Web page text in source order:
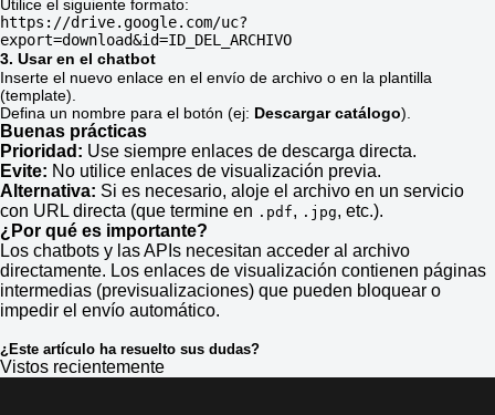
Utilice el siguiente formato:
https://drive.google.com/uc?
export=download&id=ID_DEL_ARCHIVO
3. Usar en el chatbot
Inserte el nuevo enlace en el envío de archivo o en la plantilla
(template).
Defina un nombre para el botón (ej: Descargar catálogo).
Buenas prácticas
Prioridad: Use siempre enlaces de descarga directa.
Evite: No utilice enlaces de visualización previa.
Alternativa: Si es necesario, aloje el archivo en un servicio
con URL directa (que termine en .pdf, .jpg, etc.).
¿Por qué es importante?
Los chatbots y las APIs necesitan acceder al archivo
directamente. Los enlaces de visualización contienen páginas
intermedias (previsualizaciones) que pueden bloquear o
impedir el envío automático.
¿Este artículo ha resuelto sus dudas?
Vistos recientemente